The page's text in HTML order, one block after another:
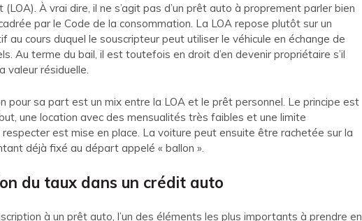
(LOA). À vrai dire, il ne s’agit pas d’un prêt auto à proprement parler bien
par le Code de la consommation. La LOA repose plutôt sur un
au cours duquel le souscripteur peut utiliser le véhicule en échange de
Au terme du bail, il est toutefois en droit d’en devenir propriétaire s’il
valeur résiduelle.
pour sa part est un mix entre la LOA et le prêt personnel. Le principe est
une location avec des mensualités très faibles et une limite
est mise en place. La voiture peut ensuite être rachetée sur la
déjà fixé au départ appelé « ballon ».
du taux dans un crédit auto
à un prêt auto, l’un des éléments les plus importants à prendre en